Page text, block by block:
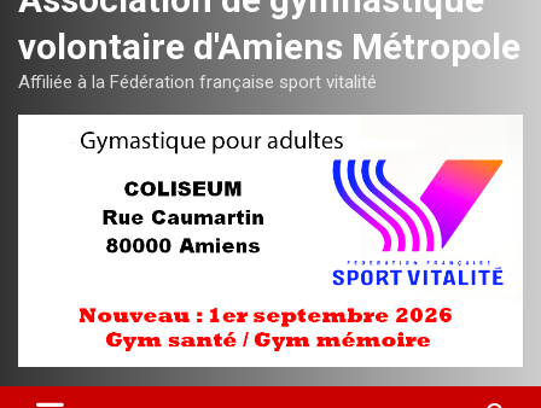
volontaire d'Amiens Métropole
Affiliée à la Fédération française sport vitalité